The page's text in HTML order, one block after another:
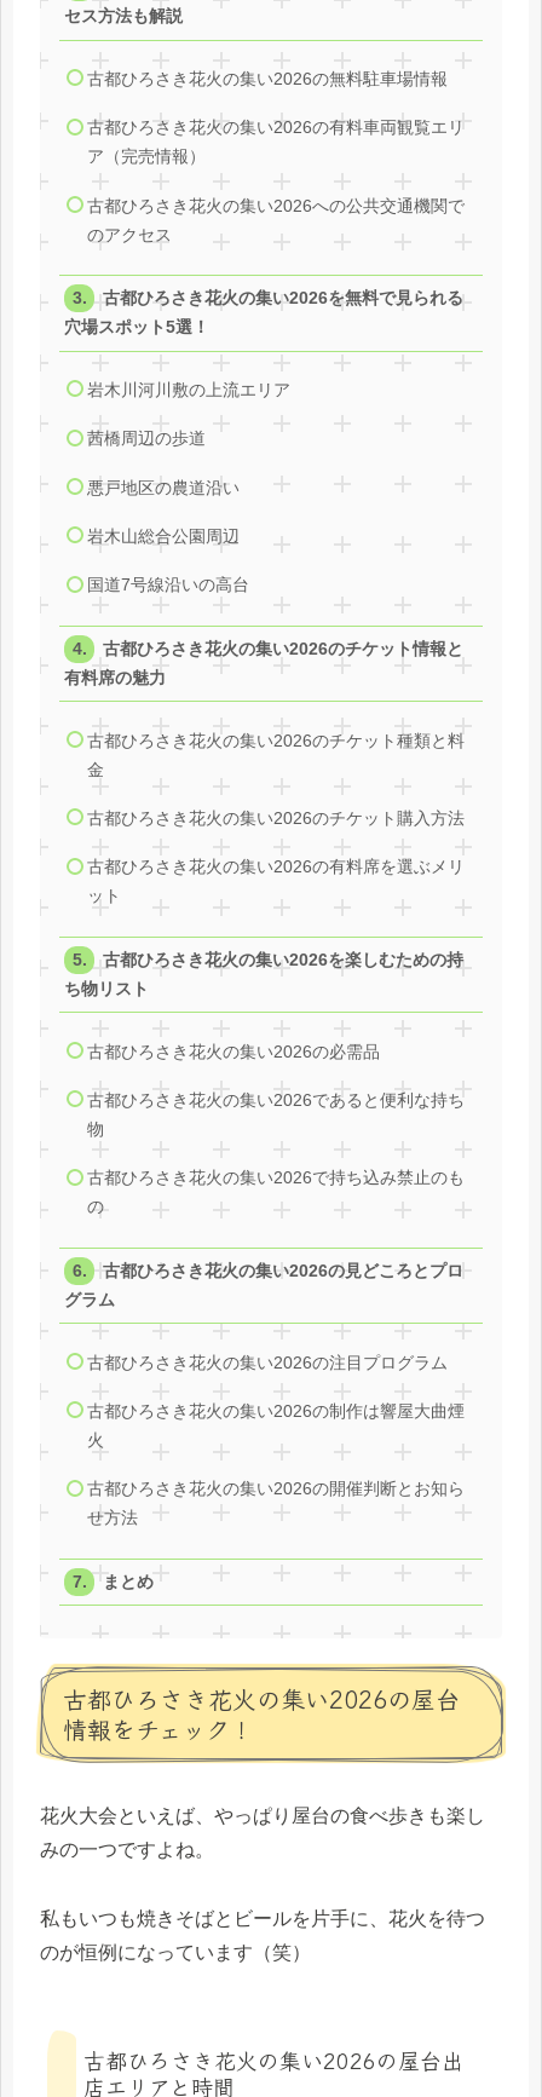
セス方法も解説
古都ひろさき花火の集い2026の無料駐車場情報
古都ひろさき花火の集い2026の有料車両観覧エリ
ア（完売情報）
古都ひろさき花火の集い2026への公共交通機関で
のアクセス
古都ひろさき花火の集い2026を無料で見られる
穴場スポット5選！
岩木川河川敷の上流エリア
茜橋周辺の歩道
悪戸地区の農道沿い
岩木山総合公園周辺
国道7号線沿いの高台
古都ひろさき花火の集い2026のチケット情報と
有料席の魅力
古都ひろさき花火の集い2026のチケット種類と料
金
古都ひろさき花火の集い2026のチケット購入方法
古都ひろさき花火の集い2026の有料席を選ぶメリ
ット
古都ひろさき花火の集い2026を楽しむための持
ち物リスト
古都ひろさき花火の集い2026の必需品
古都ひろさき花火の集い2026であると便利な持ち
物
古都ひろさき花火の集い2026で持ち込み禁止のも
の
古都ひろさき花火の集い2026の見どころとプロ
グラム
古都ひろさき花火の集い2026の注目プログラム
古都ひろさき花火の集い2026の制作は響屋大曲煙
火
古都ひろさき花火の集い2026の開催判断とお知ら
せ方法
まとめ
古都ひろさき花火の集い2026の屋台
情報をチェック！
花火大会といえば、やっぱり屋台の食べ歩きも楽し
みの一つですよね。
私もいつも焼きそばとビールを片手に、花火を待つ
のが恒例になっています（笑）
古都ひろさき花火の集い2026の屋台出
店エリアと時間